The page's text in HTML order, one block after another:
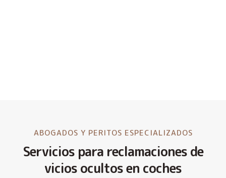
ABOGADOS Y PERITOS ESPECIALIZADOS
Servicios para reclamaciones de
vicios ocultos en coches